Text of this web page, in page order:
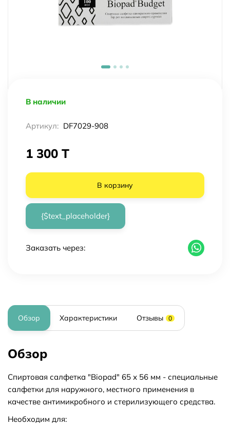
В наличии
Артикул: DF7029-908
1 300 T
В корзину
{$text_placeholder}
Заказать через:
Обзор Характеристики Отзывы 0
Обзор
Спиртовая салфетка "Biopad" 65 х 56 мм - специальные
салфетки для наружного, местного применения в
качестве антимикробного и стерилизующего средства.
Необходим для: